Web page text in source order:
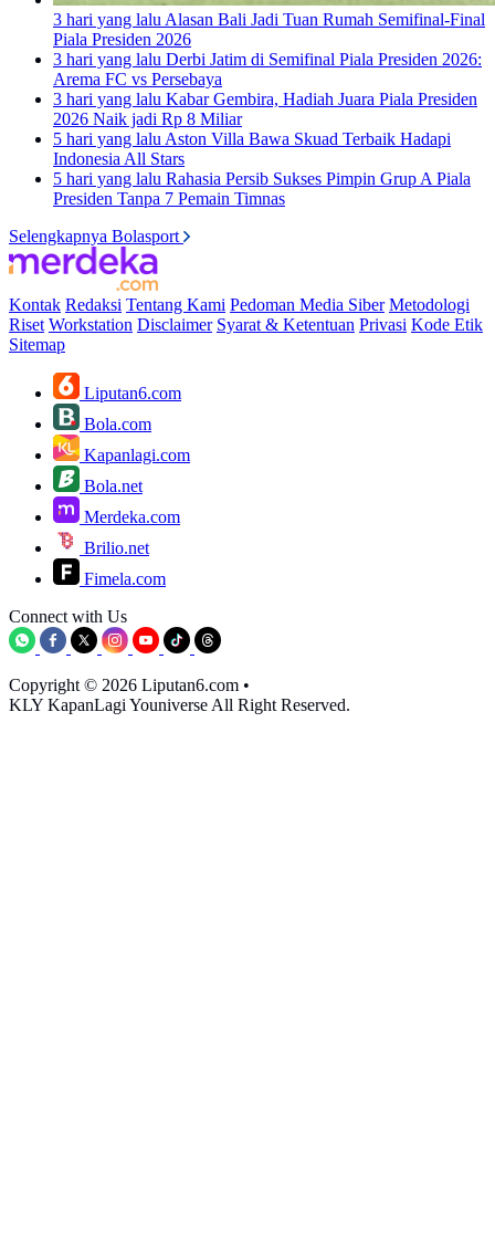
3 hari yang lalu Alasan Bali Jadi Tuan Rumah Semifinal-Final
Piala Presiden 2026
3 hari yang lalu Derbi Jatim di Semifinal Piala Presiden 2026:
Arema FC vs Persebaya
3 hari yang lalu Kabar Gembira, Hadiah Juara Piala Presiden
2026 Naik jadi Rp 8 Miliar
5 hari yang lalu Aston Villa Bawa Skuad Terbaik Hadapi
Indonesia All Stars
5 hari yang lalu Rahasia Persib Sukses Pimpin Grup A Piala
Presiden Tanpa 7 Pemain Timnas
Selengkapnya Bolasport
Kontak Redaksi Tentang Kami Pedoman Media Siber Metodologi
Riset Workstation Disclaimer Syarat & Ketentuan Privasi Kode Etik
Sitemap
Liputan6.com
Bola.com
Kapanlagi.com
Bola.net
Merdeka.com
Brilio.net
Fimela.com
Connect with Us
Copyright © 2026 Liputan6.com •
KLY KapanLagi Youniverse All Right Reserved.